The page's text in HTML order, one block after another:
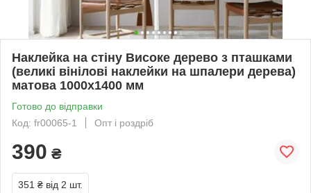
Наклейка на стіну Високе дерево з пташками
(великі вінілові наклейки на шпалери дерева)
матова 1000x1400 мм
Готово до відправки
Код: fr00065-1
Опт і роздріб
390 ₴
351 ₴ від 2 шт.